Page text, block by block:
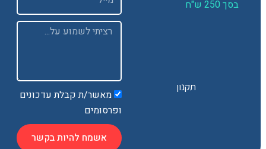
Message
מאשר/ת קבלת עדכונים
ופרסומים
אשמח להיות בקשר